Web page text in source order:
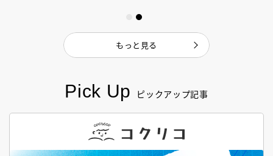
Pick Up ピックアップ記事
もっと見る